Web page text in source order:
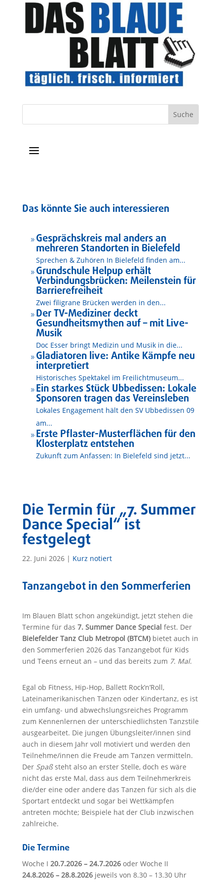
a
Das könnte Sie auch interessieren
9 Gesprächskreis mal anders an
mehreren Standorten in Bielefeld
Sprechen & Zuhören In Bielefeld finden am...
9 Grundschule Helpup erhält
Verbindungsbrücken: Meilenstein für
Barrierefreiheit
Zwei filigrane Brücken werden in den...
9 Der TV-Mediziner deckt
Gesundheitsmythen auf – mit Live-
Musik
Doc Esser bringt Medizin und Musik in die...
9 Gladiatoren live: Antike Kämpfe neu
interpretiert
Historisches Spektakel im Freilichtmuseum...
9 Ein starkes Stück Ubbedissen: Lokale
Sponsoren tragen das Vereinsleben
Lokales Engagement hält den SV Ubbedissen 09
am...
9 Erste Pflaster-Musterflächen für den
Klosterplatz entstehen
Zukunft zum Anfassen: In Bielefeld sind jetzt...
Die Termin für „7. Summer
Dance Special“ ist
festgelegt
22. Juni 2026| Kurz notiert
Tanzangebot in den Sommerferien
Im Blauen Blatt schon angekündigt, jetzt stehen die
Termine für das 7. Summer Dance Special fest. Der
Bielefelder Tanz Club Metropol (BTCM)bietet auch in
den Sommerferien 2026 das Tanzangebot für Kids
und Teens erneut an – und das bereits zum 7. Mal.
Egal ob Fitness, Hip-Hop, Ballett Rock’n’Roll,
Lateinamerikanischen Tänzen oder Kindertanz, es ist
ein umfang- und abwechslungsreiches Programm
zum Kennenlernen der unterschiedlichsten Tanzstile
ausgearbeitet. Die jungen Übungsleiter/innen sind
auch in diesem Jahr voll motiviert und werden den
Teilnehme/innen die Freude am Tanzen vermitteln.
Der Spaßsteht also an erster Stelle, doch es wäre
nicht das erste Mal, dass aus dem Teilnehmerkreis
die/der eine oder andere das Tanzen für sich als die
Sportart entdeckt und sogar bei Wettkämpfen
antreten möchte; Beispiele hat der Club inzwischen
zahlreiche.
Die Termine
Woche I 20.7.2026 – 24.7.2026oder Woche II
24.8.2026 – 28.8.2026jeweils von 8.30 – 13.30 Uhr